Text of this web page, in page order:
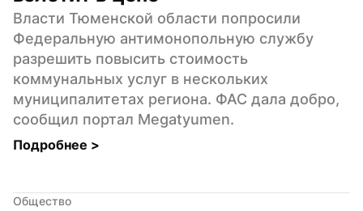
Власти Тюменской области попросили
Федеральную антимонопольную службу
разрешить повысить стоимость
коммунальных услуг в нескольких
муниципалитетах региона. ФАС дала добро,
сообщил портал Megatyumen.
Подробнее >
Общество